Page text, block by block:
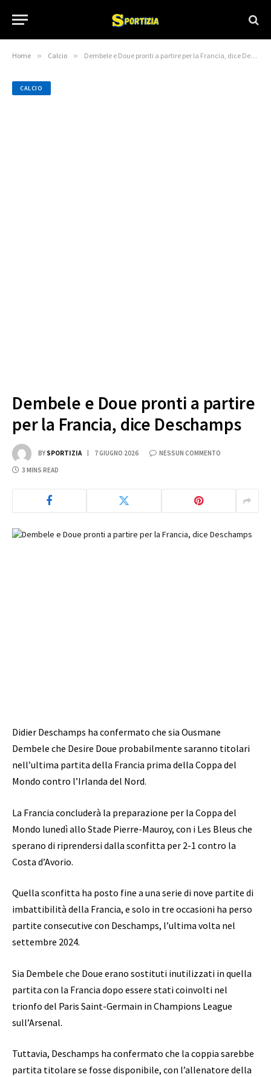
Home » Calcio » Dembele e Doue pronti a partire per la Francia, dice Deschamps
CALCIO
Dembele e Doue pronti a partire
per la Francia, dice Deschamps
BY SPORTIZIA 7 GIUGNO 2026 NESSUN COMMENTO
3 MINS READ
Didier Deschamps ha confermato che sia Ousmane
Dembele che Desire Doue probabilmente saranno titolari
nell’ultima partita della Francia prima della Coppa del
Mondo contro l’Irlanda del Nord.
La Francia concluderà la preparazione per la Coppa del
Mondo lunedì allo Stade Pierre-Mauroy, con i Les Bleus che
sperano di riprendersi dalla sconfitta per 2-1 contro la
Costa d’Avorio.
Quella sconfitta ha posto fine a una serie di nove partite di
imbattibilità della Francia, e solo in tre occasioni ha perso
partite consecutive con Deschamps, l’ultima volta nel
settembre 2024.
Sia Dembele che Doue erano sostituti inutilizzati in quella
partita con la Francia dopo essere stati coinvolti nel
trionfo del Paris Saint-Germain in Champions League
sull’Arsenal.
Tuttavia, Deschamps ha confermato che la coppia sarebbe
partita titolare se fosse disponibile, con l’allenatore della